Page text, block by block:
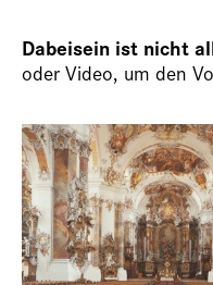
Dabeisein ist nicht
oder Video, um den